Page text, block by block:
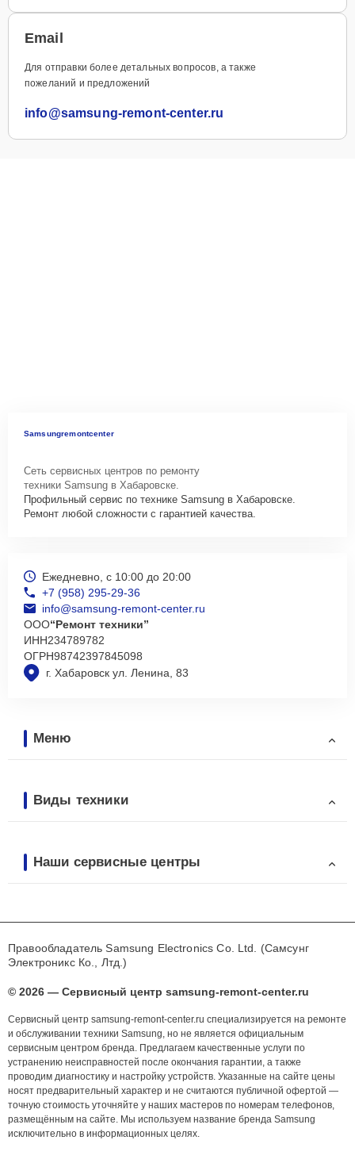
Email
Для отправки более детальных вопросов, а также
пожеланий и предложений
info@samsung-remont-center.ru
Samsungremontcenter
Сеть сервисных центров по ремонту
техники Samsung в Хабаровске.
Профильный сервис по технике Samsung в Хабаровске.
Ремонт любой сложности с гарантией качества.
г. Хабаровск ул. Ленина, 83
Ежедневно, с 10:00 до 20:00
+7 (958) 295-29-36
info@samsung-remont-center.ru
ООО“Ремонт техники”
ИНН234789782
ОГРН98742397845098
Меню
Виды техники
Наши сервисные центры
Правообладатель Samsung Electronics Co. Ltd. (Самсунг
Электроникс Ко., Лтд.)
© 2026 — Сервисный центр samsung-remont-center.ru
Сервисный центр samsung-remont-center.ru специализируется на ремонте
и обслуживании техники Samsung, но не является официальным
сервисным центром бренда. Предлагаем качественные услуги по
устранению неисправностей после окончания гарантии, а также
проводим диагностику и настройку устройств. Указанные на сайте цены
носят предварительный характер и не считаются публичной офертой —
точную стоимость уточняйте у наших мастеров по номерам телефонов,
размещённым на сайте. Мы используем название бренда Samsung
исключительно в информационных целях.